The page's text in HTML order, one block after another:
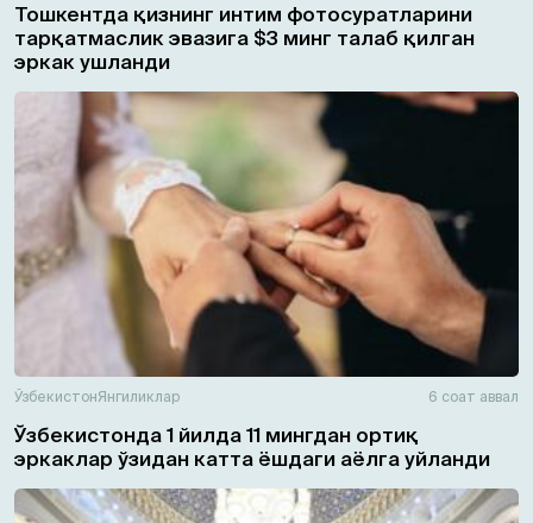
Тошкентда қизнинг интим фотосуратларини
тарқатмаслик эвазига $3 минг талаб қилган
эркак ушланди
ЎзбекистонЯнгиликлар 6 соат аввал
Ўзбекистонда 1 йилда 11 мингдан ортиқ
эркаклар ўзидан катта ёшдаги аёлга уйланди